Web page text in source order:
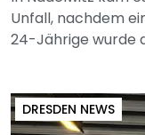
Unfall, nachdem
24-Jährige wurde
DRESDEN NEWS